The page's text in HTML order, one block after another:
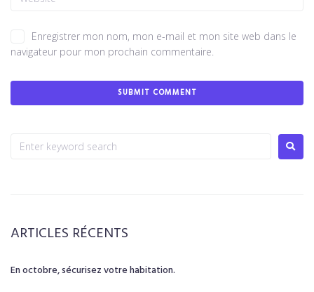
Enregistrer mon nom, mon e-mail et mon site web dans le
navigateur pour mon prochain commentaire.
ARTICLES RÉCENTS
En octobre, sécurisez votre habitation.